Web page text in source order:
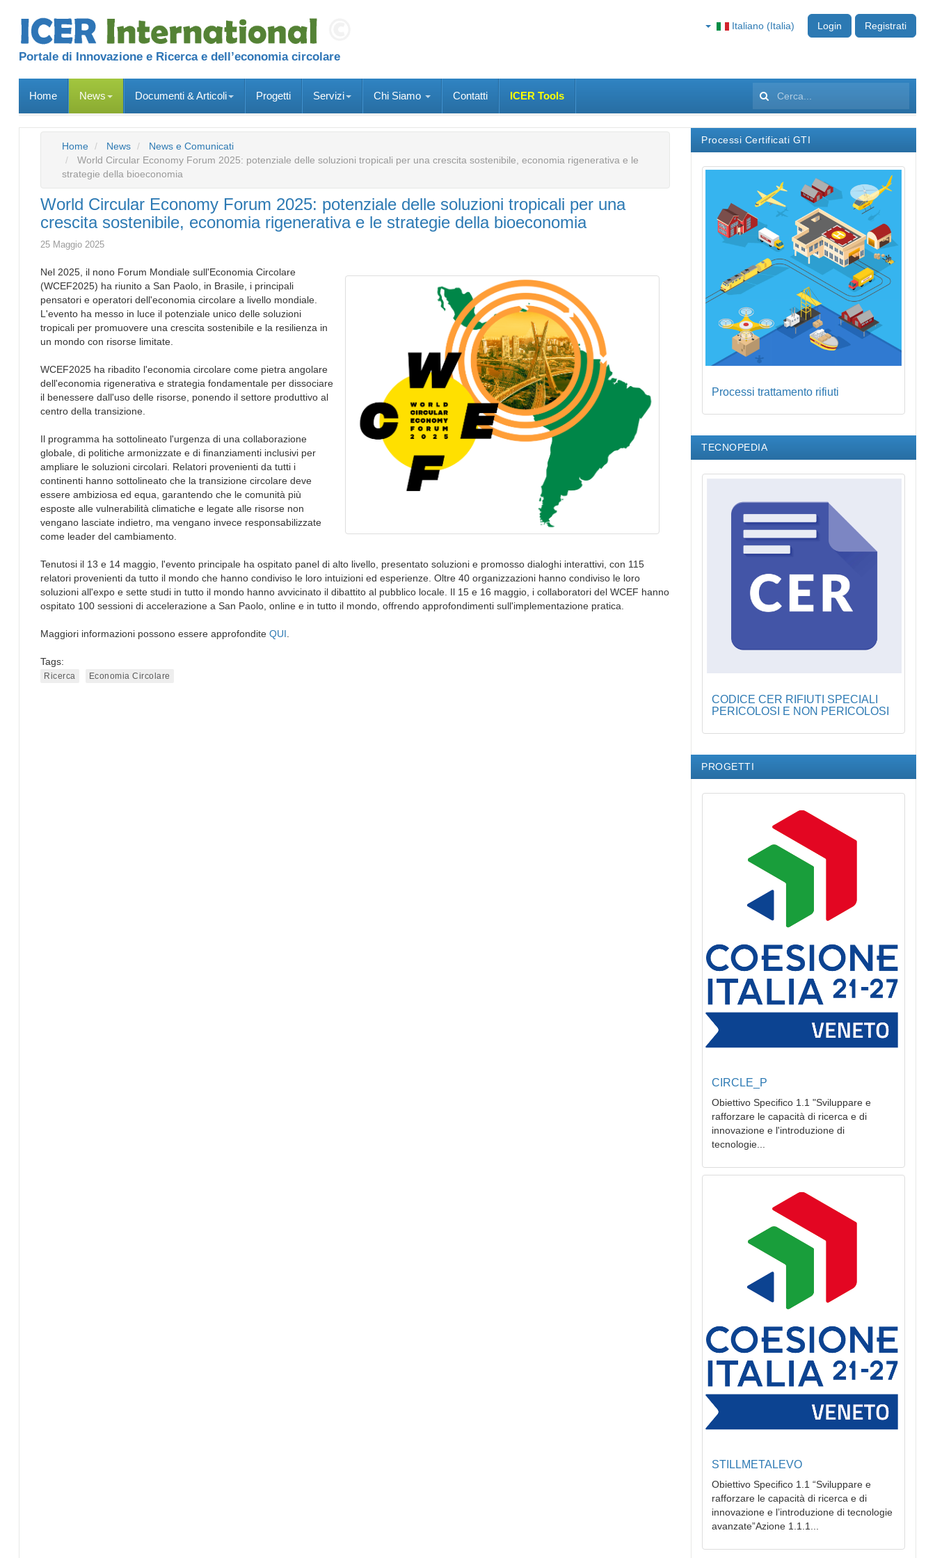
Portale di Innovazione e Ricerca e dell’economia circolare
Registrati
Login
Italiano (Italia)
Home News Documenti & Articoli Progetti Servizi Chi Siamo Contatti ICER Tools Cerca...
Home News
News e Comunicati
World Circular Economy Forum 2025: potenziale delle soluzioni tropicali per una crescita sostenibile, economia rigenerativa e le
strategie della bioeconomia
World Circular Economy Forum 2025: potenziale delle soluzioni tropicali per una
crescita sostenibile, economia rigenerativa e le strategie della bioeconomia
25 Maggio 2025
Nel 2025, il nono Forum Mondiale sull'Economia Circolare
(WCEF2025) ha riunito a San Paolo, in Brasile, i principali
pensatori e operatori dell'economia circolare a livello mondiale.
L'evento ha messo in luce il potenziale unico delle soluzioni
tropicali per promuovere una crescita sostenibile e la resilienza in
un mondo con risorse limitate.
WCEF2025 ha ribadito l'economia circolare come pietra angolare
dell'economia rigenerativa e strategia fondamentale per dissociare
il benessere dall'uso delle risorse, ponendo il settore produttivo al
centro della transizione.
Il programma ha sottolineato l'urgenza di una collaborazione
globale, di politiche armonizzate e di finanziamenti inclusivi per
ampliare le soluzioni circolari. Relatori provenienti da tutti i
continenti hanno sottolineato che la transizione circolare deve
essere ambiziosa ed equa, garantendo che le comunità più
esposte alle vulnerabilità climatiche e legate alle risorse non
vengano lasciate indietro, ma vengano invece responsabilizzate
come leader del cambiamento.
Tenutosi il 13 e 14 maggio, l'evento principale ha ospitato panel di alto livello, presentato soluzioni e promosso dialoghi interattivi, con 115
relatori provenienti da tutto il mondo che hanno condiviso le loro intuizioni ed esperienze. Oltre 40 organizzazioni hanno condiviso le loro
soluzioni all'expo e sette studi in tutto il mondo hanno avvicinato il dibattito al pubblico locale. Il 15 e 16 maggio, i collaboratori del WCEF hanno
ospitato 100 sessioni di accelerazione a San Paolo, online e in tutto il mondo, offrendo approfondimenti sull'implementazione pratica.
Maggiori informazioni possono essere approfondite QUI
Tags:
Ricerca Economia Circolare
Processi Certificati GTI
Processi trattamento rifiuti
TECNOPEDIA
CODICE CER RIFIUTI SPECIALI
PERICOLOSI E NON PERICOLOSI
PROGETTI
CIRCLE_P
Obiettivo Specifico 1.1 "Sviluppare e
rafforzare le capacità di ricerca e di
innovazione e l'introduzione di
tecnologie...
STILLMETALEVO
Obiettivo Specifico 1.1 “Sviluppare e
rafforzare le capacità di ricerca e di
innovazione e l’introduzione di tecnologie
avanzate”Azione 1.1.1...